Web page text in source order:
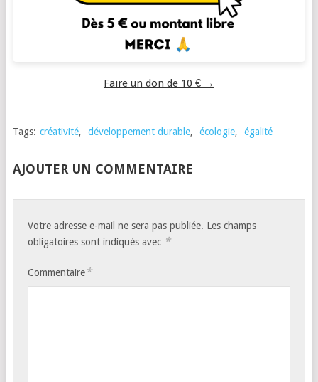
Faire un don de 10 € →
Tags: créativité, développement durable, écologie, égalité
AJOUTER UN COMMENTAIRE
Votre adresse e-mail ne sera pas publiée. Les champs
obligatoires sont indiqués avec *
Commentaire*